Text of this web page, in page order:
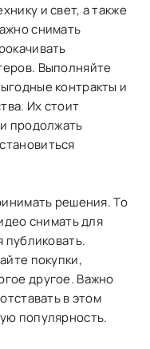
и свет, а также
снимать
Выполняйте
контракты и
Их стоит
продолжать
решения. То
снимать для
публиковать.
покупки,
другое. Важно
в этом
популярность.